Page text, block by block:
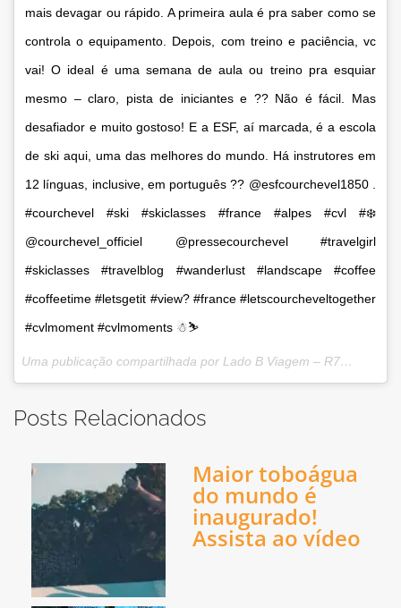
mais devagar ou rápido. A primeira aula é pra saber como se
controla o equipamento. Depois, com treino e paciência, vc
vai! O ideal é uma semana de aula ou treino pra esquiar
mesmo – claro, pista de iniciantes e ?? Não é fácil. Mas
desafiador e muito gostoso! E a ESF, aí marcada, é a escola
de ski aqui, uma das melhores do mundo. Há instrutores em
12 línguas, inclusive, em português ?? @esfcourchevel1850 .
#courchevel #ski #skiclasses #france #alpes #cvl #❄️
@courchevel_officiel @pressecourchevel #travelgirl
#skiclasses #travelblog #wanderlust #landscape #coffee
#coffeetime #letsgetit #view? #france #letscourcheveltogether
#cvlmoment #cvlmoments ☃⛷
Uma publicação compartilhada por Lado B Viagem – R7 (@ladobviagem) em
Posts Relacionados
Maior toboágua
do mundo é
inaugurado!
Assista ao vídeo